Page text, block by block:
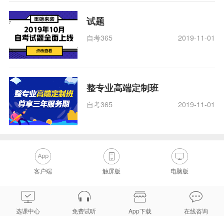
试题
自考365 2019-11-01
整专业高端定制班
自考365 2019-11-01
客户端 触屏版 电脑版
选课中心 免费试听 App下载 在线咨询